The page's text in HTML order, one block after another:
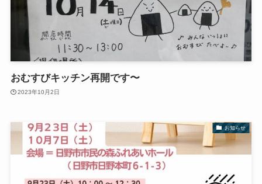
おむすびキッチン再開です〜
2023年10月2日
お知らせ